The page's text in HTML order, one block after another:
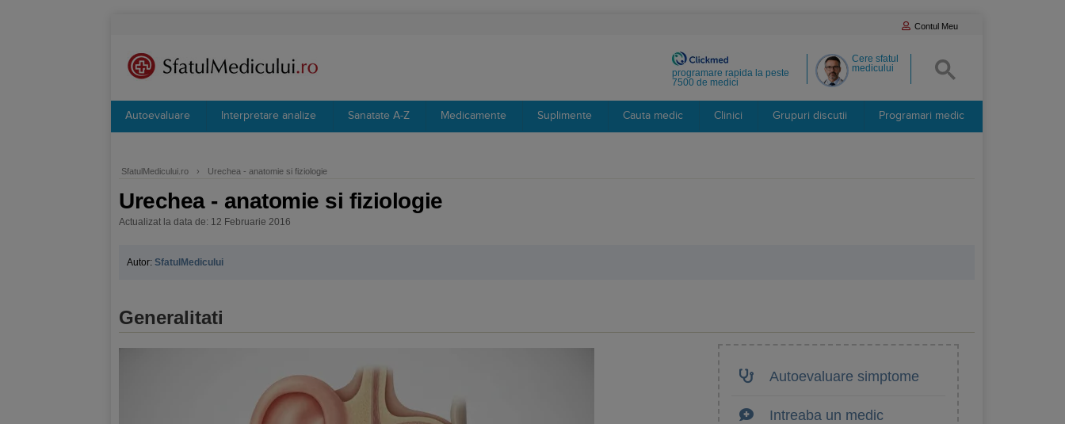
Contul Meu
Cere sfatul
medicului
programare rapida la peste
7500 de medici
Autoevaluare Interpretare analize Sanatate A-Z Medicamente Suplimente Cauta medic Clinici Grupuri discutii Programari medic
SfatulMedicului.ro › Urechea - anatomie si fiziologie
Urechea - anatomie si fiziologie
Actualizat la data de: 12 Februarie 2016
Autor: SfatulMedicului
Generalitati
Autoevaluare simptome
Intreaba un medic